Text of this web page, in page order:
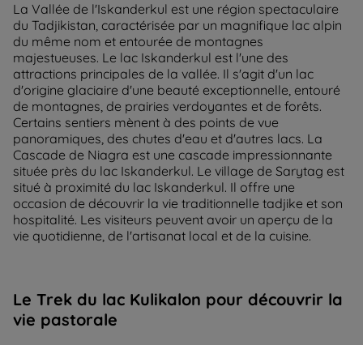
La Vallée de l'Iskanderkul est une région spectaculaire
du Tadjikistan, caractérisée par un magnifique lac alpin
du même nom et entourée de montagnes
majestueuses. Le lac Iskanderkul est l'une des
attractions principales de la vallée. Il s'agit d'un lac
d'origine glaciaire d'une beauté exceptionnelle, entouré
de montagnes, de prairies verdoyantes et de forêts.
Certains sentiers mènent à des points de vue
panoramiques, des chutes d'eau et d'autres lacs. La
Cascade de Niagra est une cascade impressionnante
située près du lac Iskanderkul. Le village de Sarytag est
situé à proximité du lac Iskanderkul. Il offre une
occasion de découvrir la vie traditionnelle tadjike et son
hospitalité. Les visiteurs peuvent avoir un aperçu de la
vie quotidienne, de l'artisanat local et de la cuisine.
Le Trek du lac Kulikalon pour découvrir la
vie pastorale